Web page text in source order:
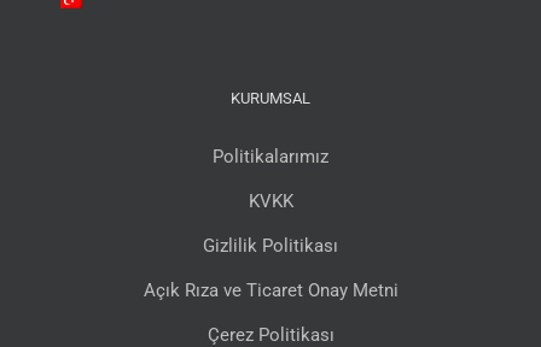
KURUMSAL
Politikalarımız
KVKK
Gizlilik Politikası
Açık Rıza ve Ticaret Onay Metni
Çerez Politikası